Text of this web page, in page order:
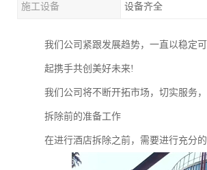
施工设备 设备齐全
我们公司紧跟发展趋势，一直以稳定
起携手共创美好未来!
我们公司将不断开拓市场，切实服务
拆除前的准备工作
在进行酒店拆除之前，需要进行充分的